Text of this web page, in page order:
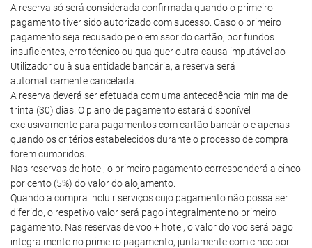
A reserva só será considerada confirmada quando o primeiro
pagamento tiver sido autorizado com sucesso. Caso o primeiro
pagamento seja recusado pelo emissor do cartão, por fundos
insuficientes, erro técnico ou qualquer outra causa imputável ao
Utilizador ou à sua entidade bancária, a reserva será
automaticamente cancelada.
A reserva deverá ser efetuada com uma antecedência mínima de
trinta (30) dias. O plano de pagamento estará disponível
exclusivamente para pagamentos com cartão bancário e apenas
quando os critérios estabelecidos durante o processo de compra
forem cumpridos.
Nas reservas de hotel, o primeiro pagamento corresponderá a cinco
por cento (5%) do valor do alojamento.
Quando a compra incluir serviços cujo pagamento não possa ser
diferido, o respetivo valor será pago integralmente no primeiro
pagamento. Nas reservas de voo + hotel, o valor do voo será pago
integralmente no primeiro pagamento, juntamente com cinco por